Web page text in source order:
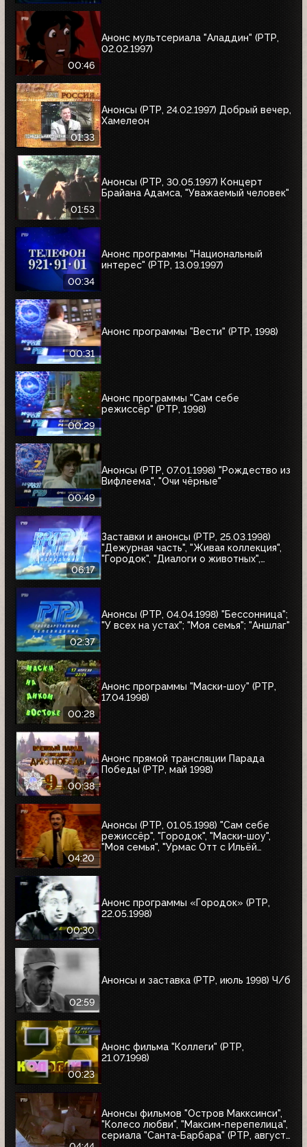
00:46
Анонс мультсериала "Аладдин" (РТР,
02.02.1997)
01:33
Анонсы (РТР, 24.02.1997) Добрый вечер,
Хамелеон
01:53
Анонсы (РТР, 30.05.1997) Концерт
Брайана Адамса, "Уважаемый человек"
00:34
Анонс программы "Национальный
интерес" (РТР, 13.09.1997)
00:31
Анонс программы "Вести" (РТР, 1998)
00:29
Анонс программы "Сам себе
режиссёр" (РТР, 1998)
00:49
Анонсы (РТР, 07.01.1998) "Рождество из
Вифлеема", "Очи чёрные"
06:17
Заставки и анонсы (РТР, 25.03.1998)
"Дежурная часть", "Живая коллекция",
"Городок", "Диалоги о животных",
02:37
Анонсы (РТР, 04.04.1998) "Бессонница";
"У всех на устах"; "Моя семья"; "Аншлаг"
00:28
Анонс программы "Маски-шоу" (РТР,
17.04.1998)
00:38
Анонс прямой трансляции Парада
Победы (РТР, май 1998)
04:20
Анонсы (РТР, 01.05.1998) "Сам себе
режиссёр", "Городок", "Маски-шоу",
"Моя семья", "Урмас Отт с Ильёй
00:30
Анонс программы «Городок» (РТР,
22.05.1998)
02:59
Анонсы и заставка (РТР, июль 1998) Ч/б
00:23
Анонс фильма "Коллеги" (РТР,
21.07.1998)
Анонсы фильмов "Остров Макксинси",
"Колесо любви", "Максим-перепелица",
сериала "Санта-Барбара" (РТР, август